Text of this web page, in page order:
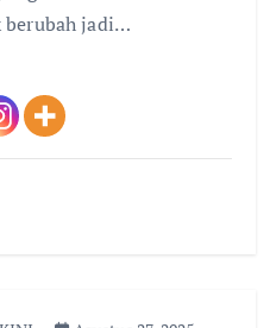
berubah jadi…